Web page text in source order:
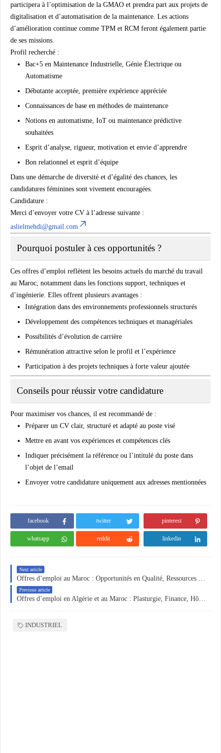
participera à l’optimisation de la GMAO et prendra part aux projets de
digitalisation et d’automatisation de la maintenance. Les actions
d’amélioration continue comme TPM et RCM feront également partie
de ses missions.
Profil recherché :
Bac+5 en Maintenance Industrielle, Génie Électrique ou
Automatisme
Débutante acceptée, première expérience appréciée
Connaissances de base en méthodes de maintenance
Notions en automatisme, IoT ou maintenance prédictive
souhaitées
Esprit d’analyse, rigueur, motivation et envie d’apprendre
Bon relationnel et esprit d’équipe
Dans une démarche de diversité et d’égalité des chances, les
candidatures féminines sont vivement encouragées.
Candidature :
Merci d’envoyer votre CV à l’adresse suivante :
aslielmehdi@gmail.com
Pourquoi postuler à ces opportunités ?
Ces offres d’emploi reflètent les besoins actuels du marché du travail
au Maroc, notamment dans les fonctions support, techniques et
d’ingénierie. Elles offrent plusieurs avantages :
Intégration dans des environnements professionnels structurés
Développement des compétences techniques et managériales
Possibilités d’évolution de carrière
Rémunération attractive selon le profil et l’expérience
Participation à des projets techniques à forte valeur ajoutée
Conseils pour réussir votre candidature
Pour maximiser vos chances, il est recommandé de :
Préparer un CV clair, structuré et adapté au poste visé
Mettre en avant vos expériences et compétences clés
Indiquer précisément la référence ou l’intitulé du poste dans
l’objet de l’email
Envoyer votre candidature uniquement aux adresses mentionnées
facebook twitter pinterest
whatsapp reddit linkedin
Next article
Previous article
INDUSTRIEL